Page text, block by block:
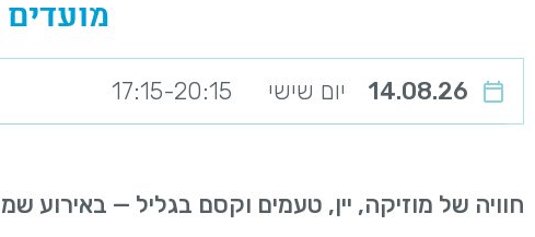
14.08.26 יום שישי 17:15-20:15
חוויה של מוזיקה, יין, טעמים וקסם בגליל — באירוע